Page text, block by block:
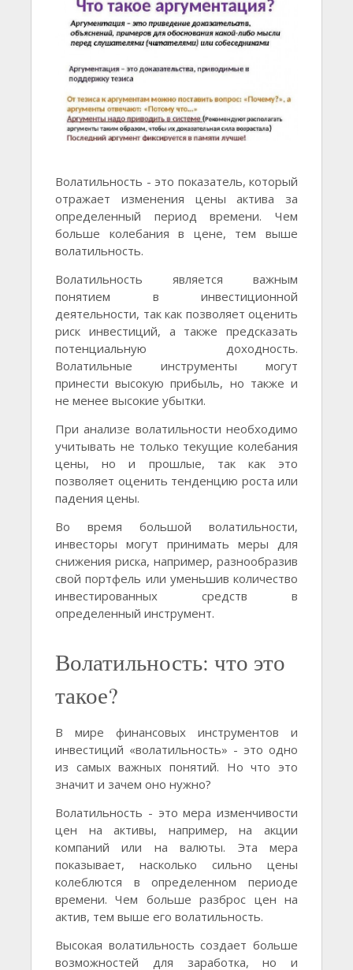
Волатильность - это показатель, который
отражает изменения цены актива за
определенный период времени. Чем
больше колебания в цене, тем выше
волатильность.
Волатильность является важным
понятием в инвестиционной
деятельности, так как позволяет оценить
риск инвестиций, а также предсказать
потенциальную доходность.
Волатильные инструменты могут
принести высокую прибыль, но также и
не менее высокие убытки.
При анализе волатильности необходимо
учитывать не только текущие колебания
цены, но и прошлые, так как это
позволяет оценить тенденцию роста или
падения цены.
Во время большой волатильности,
инвесторы могут принимать меры для
снижения риска, например, разнообразив
свой портфель или уменьшив количество
инвестированных средств в
определенный инструмент.
Волатильность: что это
такое?
В мире финансовых инструментов и
инвестиций «волатильность» - это одно
из самых важных понятий. Но что это
значит и зачем оно нужно?
Волатильность - это мера изменчивости
цен на активы, например, на акции
компаний или на валюты. Эта мера
показывает, насколько сильно цены
колеблются в определенном периоде
времени. Чем больше разброс цен на
актив, тем выше его волатильность.
Высокая волатильность создает больше
возможностей для заработка, но и